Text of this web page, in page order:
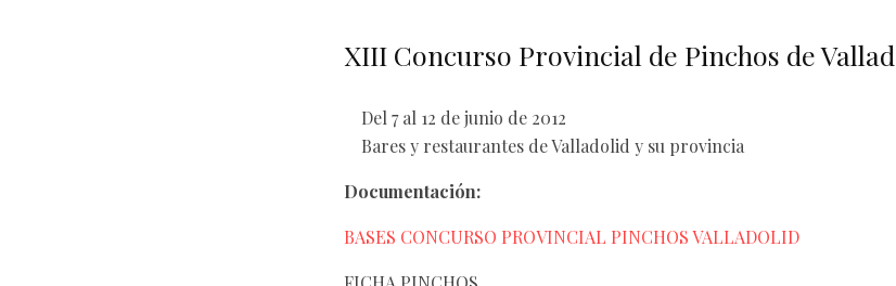
XIII Concurso Provincial de Pinchos de
Del 7 al 12 de junio de 2012
Bares y restaurantes de Valladolid y su provincia
Documentación:
BASES CONCURSO PROVINCIAL PINCHOS VALLADOLID